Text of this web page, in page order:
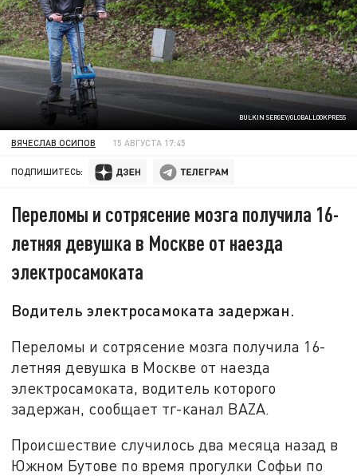
BULKIN SERGEY/GLOBALLOOKPRESS
ВЯЧЕСЛАВ ОСИПОВ 15 АВГУСТА 17:45
ПОДПИШИТЕСЬ:
Переломы и сотрясение мозга получила 16-
летняя девушка в Москве от наезда
электросамоката
Водитель электросамоката задержан.
Переломы и сотрясение мозга получила 16-
летняя девушка в Москве от наезда
электросамоката, водитель которого
задержан, сообщает тг-канал BAZA.
Происшествие случилось два месяца назад в
Южном Бутове по время прогулки Софьи по